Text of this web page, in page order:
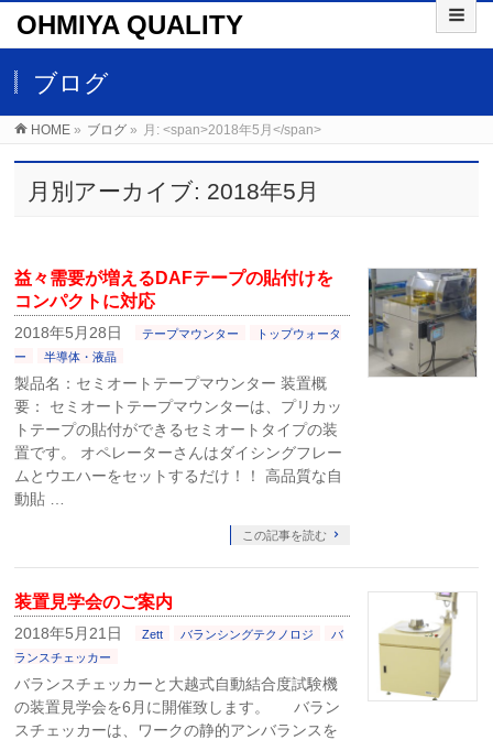
OHMIYA QUALITY
ブログ
HOME » ブログ » 月: <span>2018年5月</span>
月別アーカイブ: 2018年5月
益々需要が増えるDAFテープの貼付けを
コンパクトに対応
2018年5月28日 テープマウンター
トップウォータ
ー
半導体・液晶
製品名：セミオートテープマウンター 装置概
要： セミオートテープマウンターは、プリカッ
トテープの貼付ができるセミオートタイプの装
置です。 オペレーターさんはダイシングフレー
ムとウエハーをセットするだけ！！ 高品質な自
動貼 …
この記事を読む
装置見学会のご案内
2018年5月21日 Zett バランシングテクノロジ
バ
ランスチェッカー
バランスチェッカーと大越式自動結合度試験機
の装置見学会を6月に開催致します。 バラン
スチェッカーは、ワークの静的アンバランスを